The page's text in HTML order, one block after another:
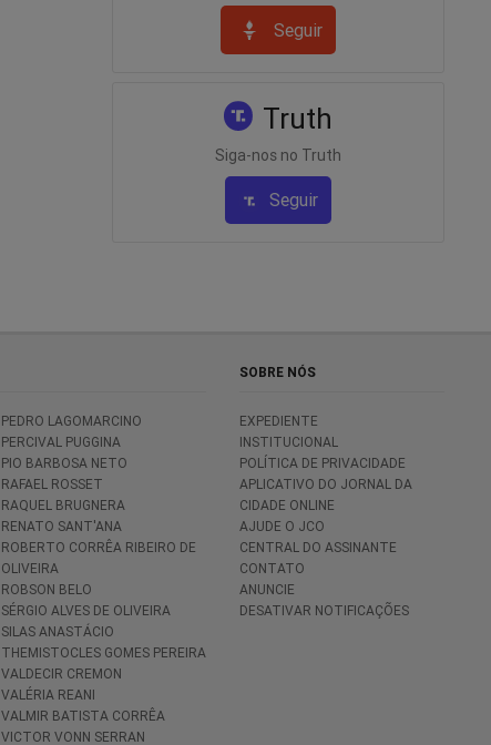
Seguir
Truth
Siga-nos no Truth
Seguir
PEDRO LAGOMARCINO
PERCIVAL PUGGINA
PIO BARBOSA NETO
RAFAEL ROSSET
RAQUEL BRUGNERA
RENATO SANT'ANA
ROBERTO CORRÊA RIBEIRO DE
OLIVEIRA
ROBSON BELO
SÉRGIO ALVES DE OLIVEIRA
SILAS ANASTÁCIO
THEMISTOCLES GOMES PEREIRA
VALDECIR CREMON
VALÉRIA REANI
VALMIR BATISTA CORRÊA
VICTOR VONN SERRAN
SOBRE NÓS
EXPEDIENTE
INSTITUCIONAL
POLÍTICA DE PRIVACIDADE
APLICATIVO DO JORNAL DA
CIDADE ONLINE
AJUDE O JCO
CENTRAL DO ASSINANTE
CONTATO
ANUNCIE
DESATIVAR NOTIFICAÇÕES